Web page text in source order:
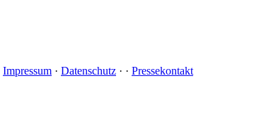
Impressum · Datenschutz · · Pressekontakt